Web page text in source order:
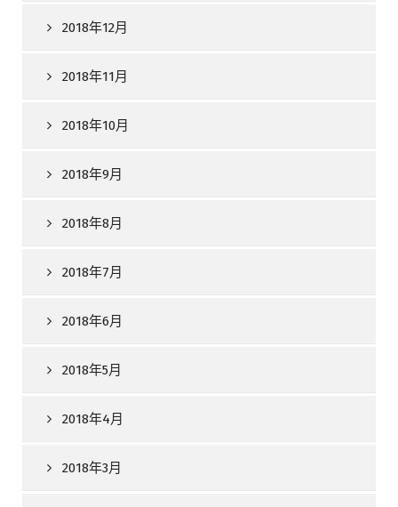
2018年12月
2018年11月
2018年10月
2018年9月
2018年8月
2018年7月
2018年6月
2018年5月
2018年4月
2018年3月